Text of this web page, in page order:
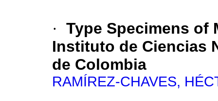
· Type Specimens of
Instituto de Ciencias
de Colombia
RAMÍREZ-CHAVES,